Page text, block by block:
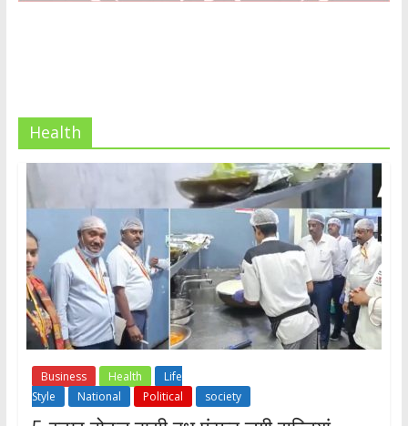
Health
Business Health
Life
Style
National Political society